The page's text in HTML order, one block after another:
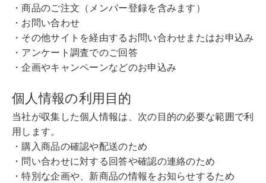
・商品のご注文（メンバー登録を含みます）
・お問い合わせ
・その他サイトを経由するお問い合わせまたはお申込み
・アンケート調査でのご回答
・企画やキャンペーンなどのお申込み
個人情報の利用目的
当社が収集した個人情報は、次の目的の必要な範囲で利
用します。
・購入商品の確認や配送のため
・問い合わせに対する回答や確認の連絡のため
・特別な企画や、新商品の情報をお知らせするため